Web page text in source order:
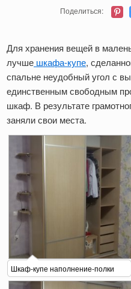
Поделиться:
Для хранения вещей в
лучше шкафа-купе,
спальне неудобный угол с
единственным свободным
шкаф. В результате
заняли свои места.
Шкаф-купе наполнение-полки